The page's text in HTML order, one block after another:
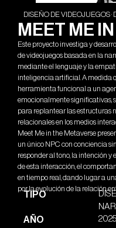
DISEÑO DE VIDEOJUEGOS
MEET ME
Este proyecto investiga y
de videojuegos basada en la
mediante el lenguaje y la
inteligencia artificial. A medida
herramienta funcional a un
emocionalmente significativas,
para replantear las estructuras
relacionales en los medios
Meet Me in the Metaverse
un único NPC con conciencia
responder al tono, la intención y
de esta interacción, el
en tiempo real, dando lugar a
por la evolución de la relación
TIPO
AÑO